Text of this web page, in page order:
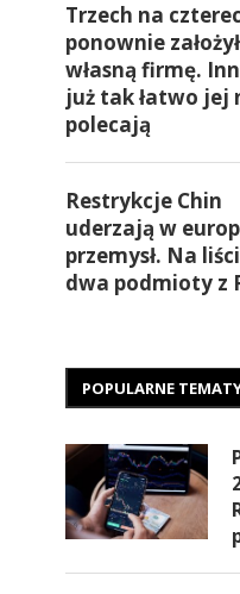
Trzech na
ponownie
własną firmę.
już tak łatwo jej
polecają
Restrykcje Chin
uderzają w
przemysł. Na
dwa podmioty z
POPULARNE